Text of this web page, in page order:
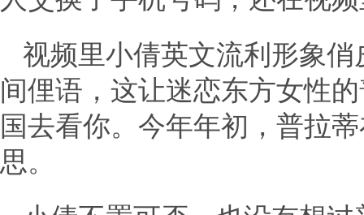
视频里小倩英文流利形象
间俚语，这让迷恋东方女性
国去看你。今年年初，普拉
思。